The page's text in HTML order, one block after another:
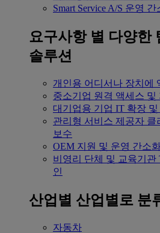
Smart Service A/S 운영 간
요구사항 별 다양한
솔루션
개인용 어디서나 장치에
중소기업 원격 액세스 및
대기업용 기업 IT 확장
관리형 서비스 제공자 클
보수
OEM 지원 및 운영 간소
비영리 단체 및 교육기관
인
산업별 산업별로 분
자동차